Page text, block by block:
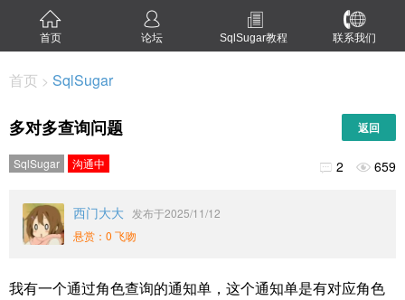
首页 论坛 SqlSugar教程 联系我们
首页 > SqlSugar
多对多查询问题 返回
SqlSugar 沟通中  2  659
西门大大
发布于2025/11/12
悬赏：0 飞吻
我有一个通过角色查询的通知单，这个通知单是有对应角色